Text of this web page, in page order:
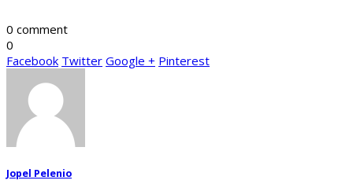
0 comment
0
Facebook Twitter Google + Pinterest
Jopel Pelenio